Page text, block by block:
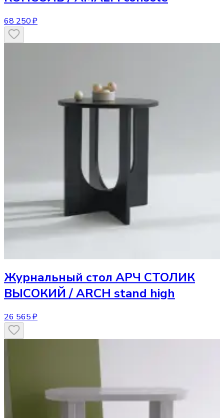
68 250 ₽
Журнальный стол АРЧ СТОЛИК
ВЫСОКИЙ / ARCH stand high
26 565 ₽